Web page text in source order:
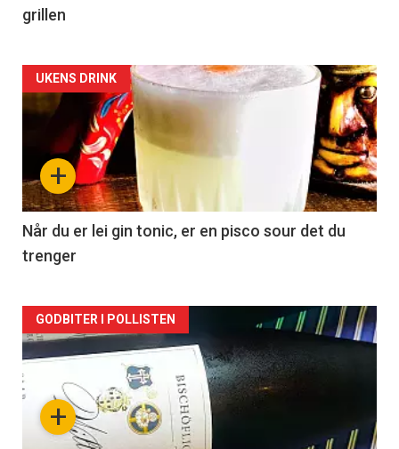
grillen
Forsiden
akkurat
nå
-
2
+
UKENS DRINK
Når du er lei gin tonic, er en pisco sour det du
trenger
Forsiden
akkurat
nå+
GODBITER I POLLISTEN